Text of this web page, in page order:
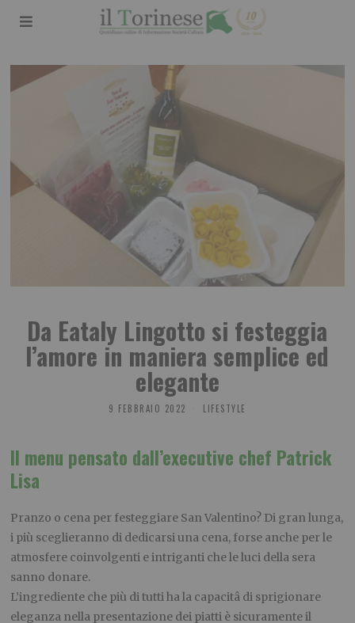
Da Eataly Lingotto si festeggia
l’amore in maniera semplice ed
elegante
9 FEBBRAIO 2022 LIFESTYLE
Il menu pensato dall’executive chef Patrick
Lisa
Pranzo o cena per festeggiare San Valentino? Di gran lunga,
i più sceglieranno di dedicarsi una cena, forse anche per le
atmosfere coinvolgenti e intriganti che le luci della sera
sanno donare.
L’ingrediente che più di tutti ha la capacitâ di sprigionare
eleganza nella presentazione dei piatti è sicuramente il